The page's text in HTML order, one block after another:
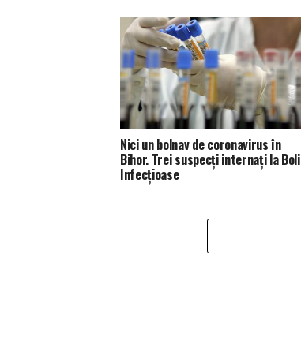
Nici un bolnav de coronavirus în
Bihor. Trei suspecți internați la Boli
Infecțioase